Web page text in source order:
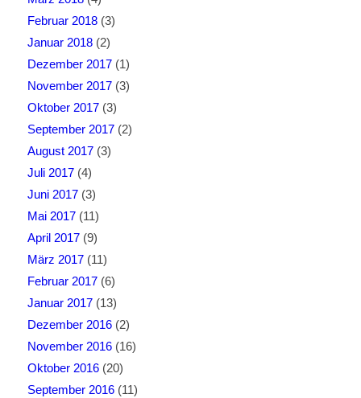
Februar 2018(3)
Januar 2018(2)
Dezember 2017(1)
November 2017(3)
Oktober 2017(3)
September 2017(2)
August 2017(3)
Juli 2017(4)
Juni 2017(3)
Mai 2017(11)
April 2017(9)
März 2017(11)
Februar 2017(6)
Januar 2017(13)
Dezember 2016(2)
November 2016(16)
Oktober 2016(20)
September 2016(11)